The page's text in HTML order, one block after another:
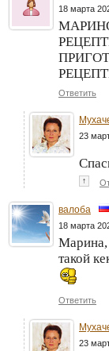
18 марта
Ответить
23
↑
валоба
18 марта
Марина,
такой
Ответить
23